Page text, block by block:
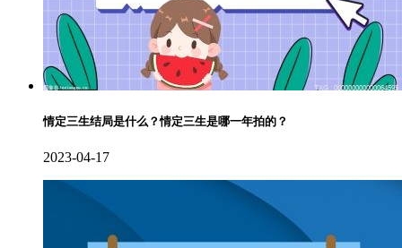
情定三生结局是什么？情定三生是哪一年拍的？
2023-04-17